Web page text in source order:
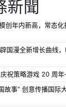
新聞
创年内新高，常态
国漫全新增长曲线
祝策略游戏 20 周
故事” 创意传播国际